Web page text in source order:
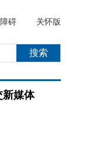
碍 关怀版
新媒体